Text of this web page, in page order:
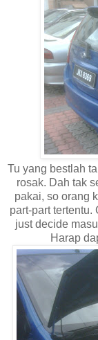
Tu yang bestlah
rosak. Dah tak
pakai, so orang
part-part
just decide
Harap